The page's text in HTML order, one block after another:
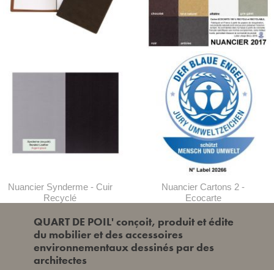
Nuancier Cartons Ecocarte
Nuancier Synderme - Cuir
Recyclé
Nuancier Cartons 2 -
Ecocarte
QUART DE POIL' conçoit, produit et édite
du mobilier et des accessoires
environnementaux dessinés par des
architectes